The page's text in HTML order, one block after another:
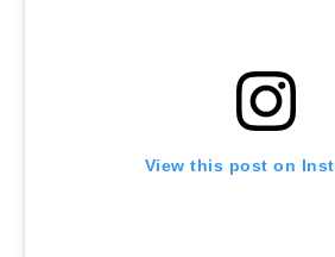
View this post on